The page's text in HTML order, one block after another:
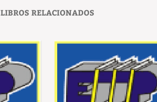
LIBROS RELACIONADOS